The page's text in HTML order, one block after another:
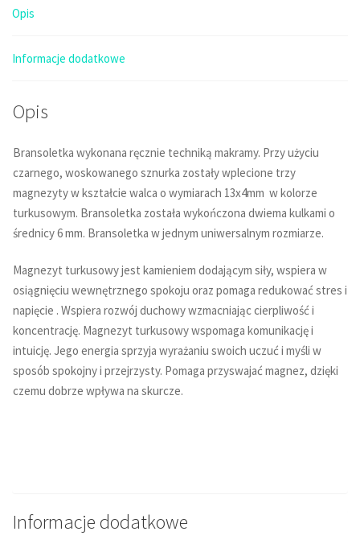
x
Opis
Informacje dodatkowe
Opis
Bransoletka wykonana ręcznie techniką makramy. Przy użyciu
czarnego, woskowanego sznurka zostały wplecione trzy
magnezyty w kształcie walca o wymiarach 13x4mm w kolorze
turkusowym. Bransoletka została wykończona dwiema kulkami o
średnicy 6 mm. Bransoletka w jednym uniwersalnym rozmiarze.
Magnezyt turkusowy jest kamieniem dodającym siły, wspiera w
osiągnięciu wewnętrznego spokoju oraz pomaga redukować stres i
napięcie . Wspiera rozwój duchowy wzmacniając cierpliwość i
koncentrację. Magnezyt turkusowy wspomaga komunikację i
intuicję. Jego energia sprzyja wyrażaniu swoich uczuć i myśli w
sposób spokojny i przejrzysty. Pomaga przyswajać magnez, dzięki
czemu dobrze wpływa na skurcze.
Informacje dodatkowe